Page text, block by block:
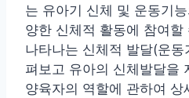
는 유아기 신체 및 운동기
양한 신체적 활동에 참여할
나타나는 신체적 발달(운
펴보고 유아의 신체발달을
양육자의 역할에 관하여